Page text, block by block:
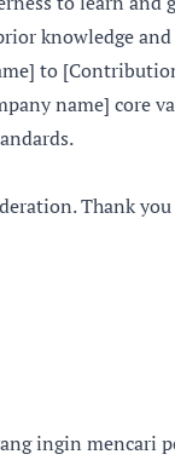
knowledge
to
name] core
Thank
ingin mencari